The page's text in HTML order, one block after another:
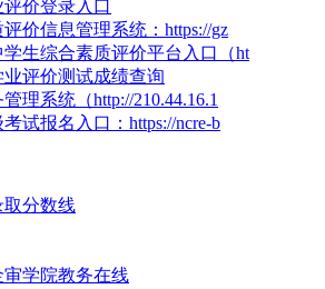
价登录入口
价信息管理系统：https://gz
生综合素质评价平台入口（ht
评价测试成绩查询
理系统（http://210.44.16.1
试报名入口：https://ncre-b
取分数线
学院教务在线